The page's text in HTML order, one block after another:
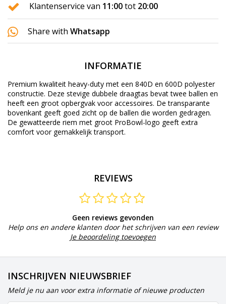
Klantenservice van 11:00tot 20:00
Share with Whatsapp
INFORMATIE
Premium kwaliteit heavy-duty met een 840D en 600D polyester
constructie. Deze stevige dubbele draagtas bevat twee ballen en
heeft een groot opbergvak voor accessoires. De transparante
bovenkant geeft goed zicht op de ballen die worden gedragen.
De gewatteerde riem met groot ProBowl-logo geeft extra
comfort voor gemakkelijk transport.
REVIEWS
Geen reviews gevonden
Help ons en andere klanten door het schrijven van een review
Je beoordeling toevoegen
INSCHRIJVEN NIEUWSBRIEF
Meld je nu aan voor extra informatie of nieuwe producten